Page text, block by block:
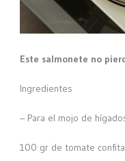
Este salmonete no
Ingredientes
– Para el mojo de
100 gr de tomate